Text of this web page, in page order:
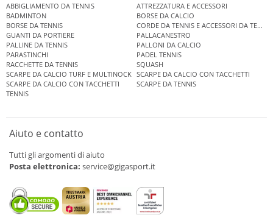
ABBIGLIAMENTO DA TENNIS
ATTREZZATURA E ACCESSORI
BADMINTON
BORSE DA CALCIO
BORSE DA TENNIS
CORDE DA TENNIS E ACCESSORI DA TENNIS
GUANTI DA PORTIERE
PALLACANESTRO
PALLINE DA TENNIS
PALLONI DA CALCIO
PARASTINCHI
PADEL TENNIS
RACCHETTE DA TENNIS
SQUASH
SCARPE DA CALCIO TURF E MULTINOCK SCARPE DA CALCIO CON TACCHETTI
SCARPE DA CALCIO CON TACCHETTI
SCARPE DA TENNIS
TENNIS
Aiuto e contatto
Tutti gli argomenti di aiuto
Posta elettronica: service@gigasport.it